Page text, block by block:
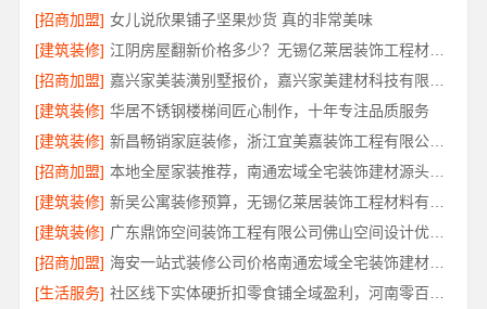
[招商加盟] 女儿说欣果铺子坚果炒货 真的非常美味
[建筑装修]
江阴房屋翻新价格多少？无锡亿莱居装饰工程材料有限公司为您算清
[招商加盟]
[建筑装修] 华居不锈钢楼梯间匠心制作，十年专注品质服务
[建筑装修]
新昌畅销家庭装修，浙江宜美嘉装饰工程有限公司品质保障
[招商加盟]
本地全屋家装推荐，南通宏域全宅装饰建材源头品控保障
[建筑装修]
[建筑装修]
广东鼎饰空间装饰工程有限公司佛山空间设计优惠活动
[招商加盟]
海安一站式装修公司价格南通宏域全宅装饰建材有限公司
[生活服务]